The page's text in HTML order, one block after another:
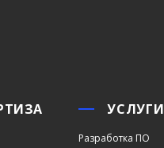
УСЛУГИ
Разработка ПО